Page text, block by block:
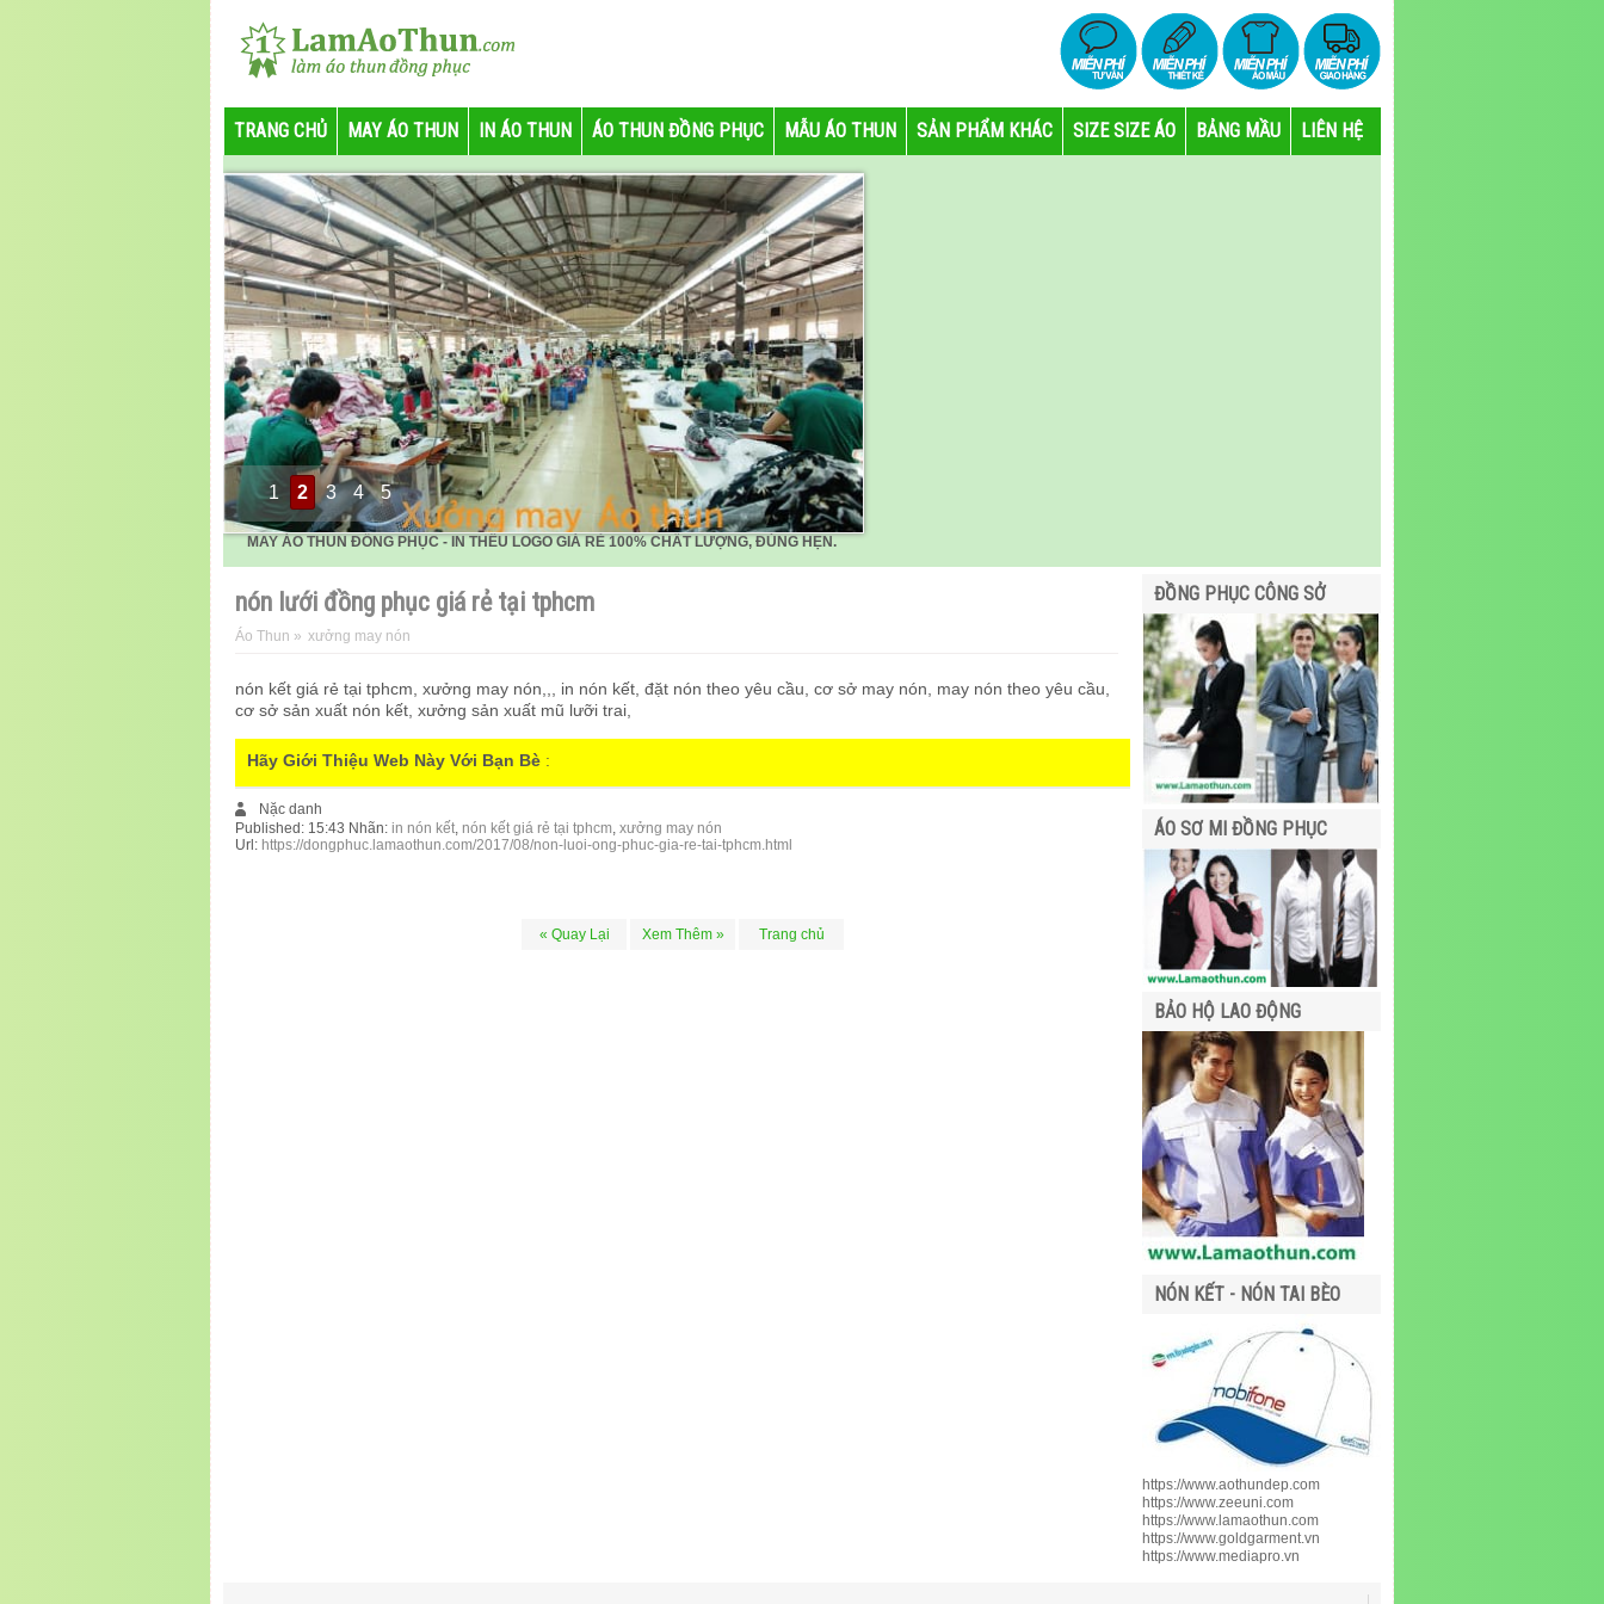
TRANG CHỦ MAY ÁO THUN IN ÁO THUN ÁO THUN ĐỒNG PHỤC MẪU ÁO THUN SẢN PHẨM KHÁC SIZE SIZE ÁO BẢNG MẦU LIÊN HỆ
1 2 3 4 5
MAY ÁO THUN ĐỒNG PHỤC - IN THÊU LOGO GIÁ RẺ 100% CHẤT LƯỢNG, ĐÚNG HẸN.
nón lưới đồng phục giá rẻ tại tphcm
Áo Thun » xưởng may nón
nón kết giá rẻ tại tphcm, xưởng may nón,,, in nón kết, đặt nón theo yêu cầu, cơ sở may nón, may nón theo yêu cầu,
cơ sở sản xuất nón kết, xưởng sản xuất mũ lưỡi trai,
Hãy Giới Thiệu Web Này Với Bạn Bè :
Nặc danh
Published: 15:43 Nhãn: in nón kết nón kết giá rẻ tại tphcm xưởng may nón
Url: https://dongphuc.lamaothun.com/2017/08/non-luoi-ong-phuc-gia-re-tai-tphcm.html
« Quay Lại Xem Thêm » Trang chủ
ĐỒNG PHỤC CÔNG SỞ
ÁO SƠ MI ĐỒNG PHỤC
BẢO HỘ LAO ĐỘNG
NÓN KẾT - NÓN TAI BÈO
https://www.aothundep.com
https://www.zeeuni.com
https://www.lamaothun.com
https://www.goldgarment.vn
https://www.mediapro.vn